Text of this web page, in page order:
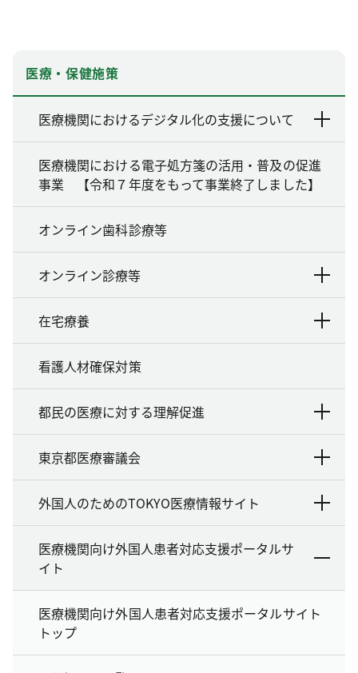
医療・保健施策
医療機関におけるデジタル化の支援について
医療機関における電子処方箋の活用・普及の促進
事業 【令和７年度をもって事業終了しました】
オンライン歯科診療等
オンライン診療等
在宅療養
看護人材確保対策
都民の医療に対する理解促進
東京都医療審議会
外国人のためのTOKYO医療情報サイト
医療機関向け外国人患者対応支援ポータルサ
イト
医療機関向け外国人患者対応支援ポータルサイト
トップ